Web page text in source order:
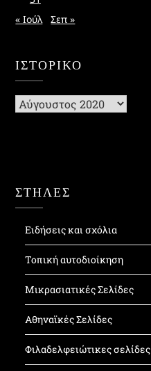
« Ιούλ
Σεπ »
ΙΣΤΟΡΙΚΌ
Ιστορικό
ΣΤΗΛΕΣ
Ειδήσεις και σχόλια
Τοπική αυτοδιοίκηση
Μικρασιατικές Σελίδες
Αθηναϊκές Σελίδες
Φιλαδελφειώτικες σελίδες